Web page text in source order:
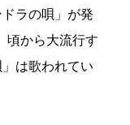
ラの唄」が発
頃から大流行す
は歌われてい